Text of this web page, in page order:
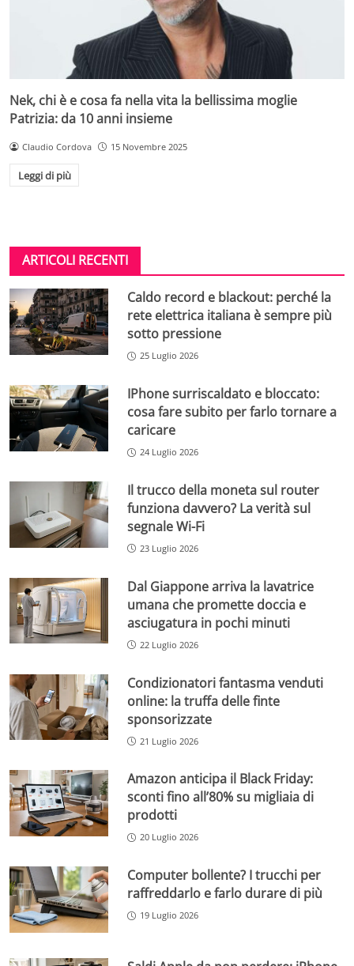
Nek, chi è e cosa fa nella vita la bellissima moglie
Patrizia: da 10 anni insieme
Claudio Cordova 15 Novembre 2025
Leggi di più
ARTICOLI RECENTI
Caldo record e blackout: perché la
rete elettrica italiana è sempre più
sotto pressione
25 Luglio 2026
IPhone surriscaldato e bloccato:
cosa fare subito per farlo tornare a
caricare
24 Luglio 2026
Il trucco della moneta sul router
funziona davvero? La verità sul
segnale Wi-Fi
23 Luglio 2026
Dal Giappone arriva la lavatrice
umana che promette doccia e
asciugatura in pochi minuti
22 Luglio 2026
Condizionatori fantasma venduti
online: la truffa delle finte
sponsorizzate
21 Luglio 2026
Amazon anticipa il Black Friday:
sconti fino all’80% su migliaia di
prodotti
20 Luglio 2026
Computer bollente? I trucchi per
raffreddarlo e farlo durare di più
19 Luglio 2026